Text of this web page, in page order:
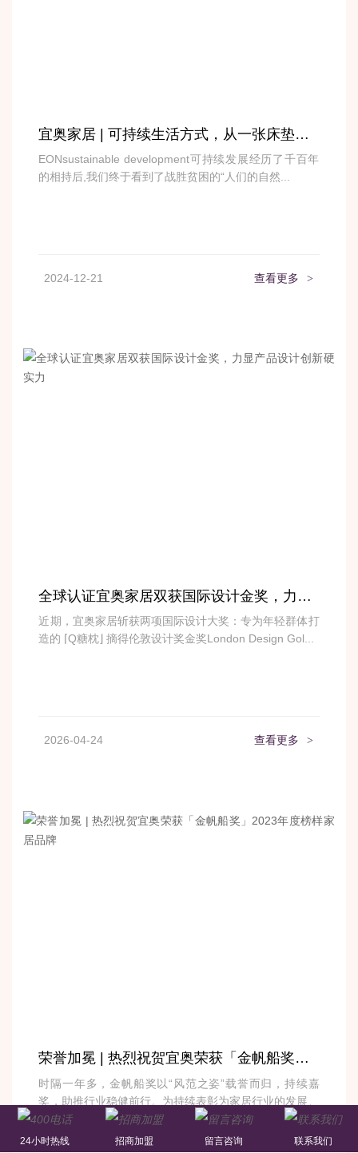
宜奥家居 | 可持续生活方式，从一张床垫开始
EONsustainable development可持续发展经历了千百年
的相持后,我们终于看到了战胜贫困的“人们的自然...
2024-12-21 查看更多 >
全球认证宜奥家居双获国际设计金奖，力显产品设计创新硬实力
近期，宜奥家居斩获两项国际设计大奖：专为年轻群体打
造的 ⌈Q糖枕⌋ 摘得伦敦设计奖金奖London Design Gol...
2026-04-24 查看更多 >
荣誉加冕 | 热烈祝贺宜奥荣获「金帆船奖」2023年度榜样家居品牌
时隔一年多，金帆船奖以“风范之姿”载誉而归，持续嘉
奖，助推行业稳健前行。为持续表彰为家居行业的发展、
推动和引领做出巨大贡...
24小时热线 招商加盟 留言咨询 联系我们